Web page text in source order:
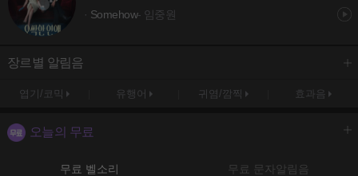
· Somehow- 임중원
장르별 알림음
엽기/코믹 유행어 귀염/깜찍 효과음
오늘의 무료
무료 벨소리 무료 문자알림음